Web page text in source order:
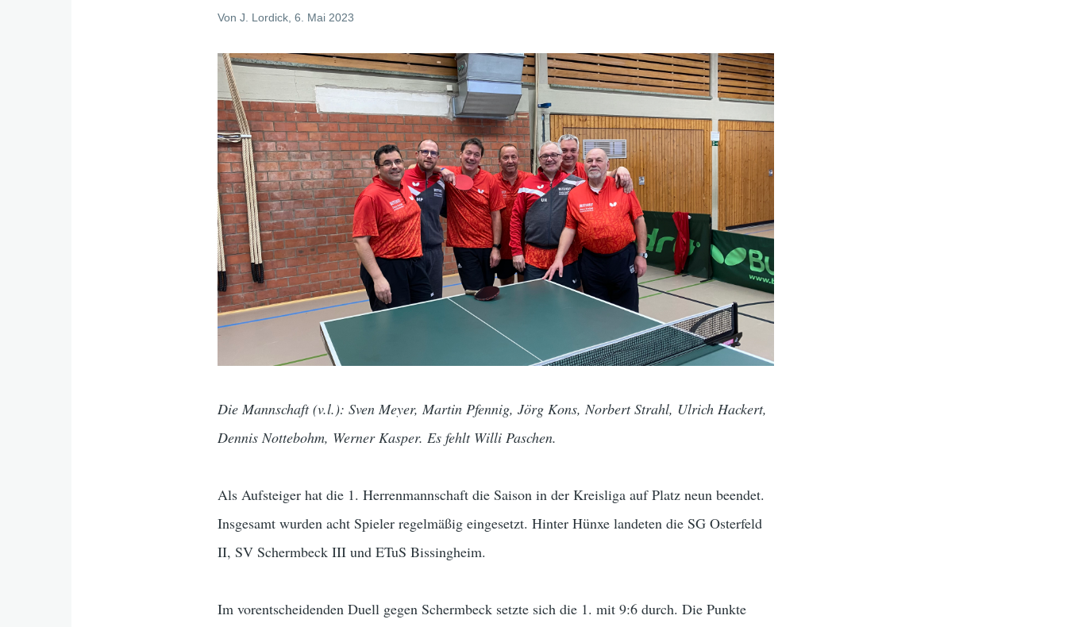
VonJ. Lordick , 6. Mai 2023
Die Mannschaft (v.l.): Sven Meyer, Martin Pfennig, Jörg Kons, Norbert Strahl, Ulrich Hackert,
Dennis Nottebohm, Werner Kasper. Es fehlt Willi Paschen.
Als Aufsteiger hat die 1. Herrenmannschaft die Saison in der Kreisliga auf Platz neun beendet.
Insgesamt wurden acht Spieler regelmäßig eingesetzt. Hinter Hünxe landeten die SG Osterfeld
II, SV Schermbeck III und ETuS Bissingheim.
Im vorentscheidenden Duell gegen Schermbeck setzte sich die 1. mit 9:6 durch. Die Punkte